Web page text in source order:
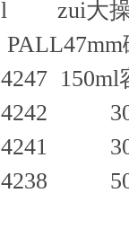
l zui大操
4247
4242
4241
4238